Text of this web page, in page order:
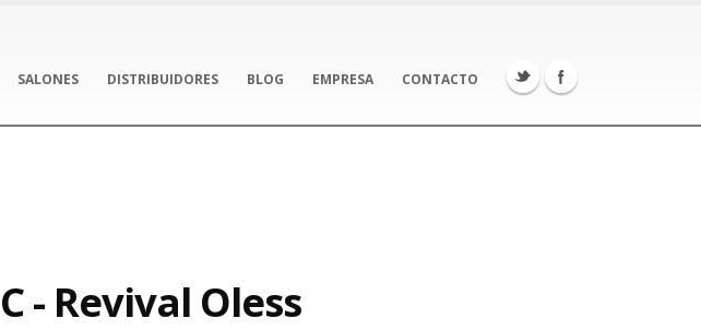
SALONES DISTRIBUIDORES BLOG EMPRESA CONTACTO
C - Revival Oless